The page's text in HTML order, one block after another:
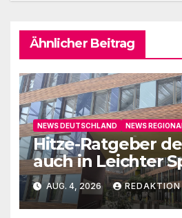
Ähnlicher Beitrag
NEWS DEUTSCHLAND NEWS
Hitze-Ratgeber
auch in Leichter
AUG. 4, 2026 REDAKTION